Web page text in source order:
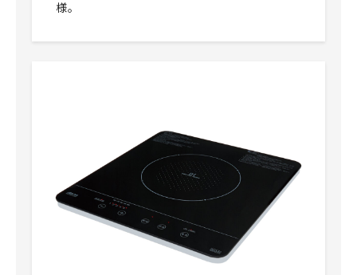
様。